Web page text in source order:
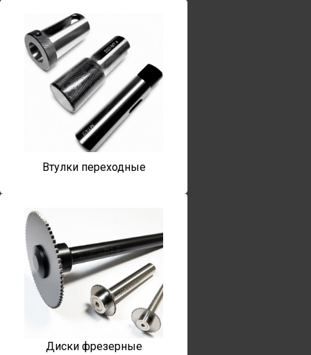
Втулки переходные
Диски фрезерные